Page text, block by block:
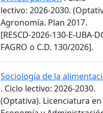
lectivo: 2026-2030.
Agronomía. Plan 2017.
[RESCD-2026-130-E-UBA-
FAGRO o C.D. 130/2026].
Sociología de la
. Ciclo lectivo: 2026-2030.
(Optativa). Licenciatura en